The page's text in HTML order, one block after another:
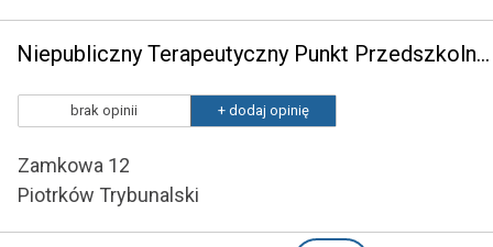
Niepubliczny Terapeutyczny Punkt Przedszkolny "Odnowa Mowa" w Piotrkowie Trybunalskim
brak opinii + dodaj opinię
Zamkowa 12
Piotrków Trybunalski